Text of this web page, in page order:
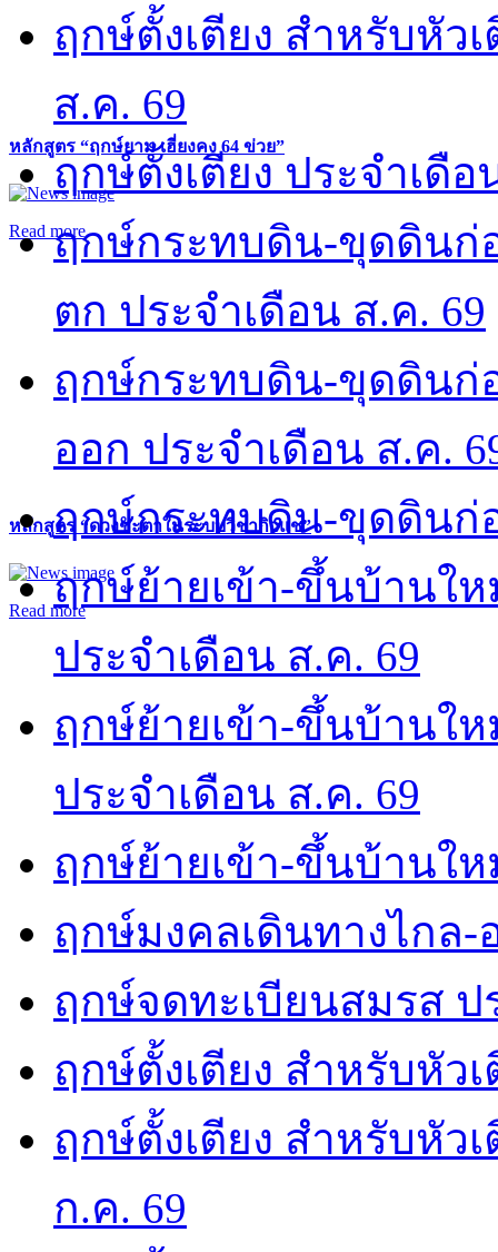
หลักสูตร “ฤกษ์ยาม เฮี่ยงคง 64 ข่วย”
Read more
หลักสูตร “ดวงชะตาในระบบวิชากิวแช”
Read more
ฤกษ์ตั้งเตียง สำหรับหัว
ส.ค. 69
ฤกษ์ตั้งเตียง ประจำเดือ
ฤกษ์กระทบดิน-ขุดดินก่
ตก ประจำเดือน ส.ค. 69
ฤกษ์กระทบดิน-ขุดดินก่
ออก ประจำเดือน ส.ค.
ฤกษ์กระทบดิน-ขุดดินก่
ฤกษ์ย้ายเข้า-ขึ้นบ้านใ
ประจำเดือน ส.ค. 69
ฤกษ์ย้ายเข้า-ขึ้นบ้านใ
ประจำเดือน ส.ค. 69
ฤกษ์ย้ายเข้า-ขึ้นบ้านให
ฤกษ์มงคลเดินทางไกล-
ฤกษ์จดทะเบียนสมรส ป
ฤกษ์ตั้งเตียง สำหรับหัว
ฤกษ์ตั้งเตียง สำหรับหัว
ก.ค. 69